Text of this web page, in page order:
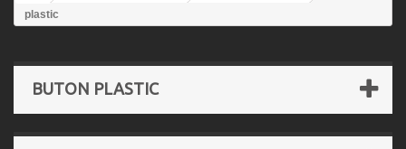
plastic
BUTON PLASTIC